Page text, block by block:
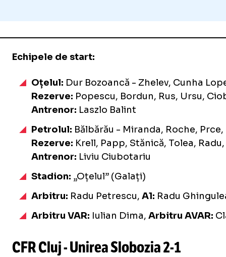
Echipele de start:
Oțelul: Dur Bozoancă - Zhelev, Cunha
Rezerve: Popescu, Bordun, Rus, Ursu,
Antrenor: Laszlo Balint
Petrolul: Bălbărău - Miranda, Roche,
Rezerve: Krell, Papp, Stănică, Tolea,
Antrenor: Liviu Ciubotariu
Stadion: „Oțelul” (Galați)
Arbitru: Radu Petrescu, A1: Radu
Arbitru VAR: Iulian Dima, Arbitru AVAR:
CFR Cluj - Unirea Slobozia2-1